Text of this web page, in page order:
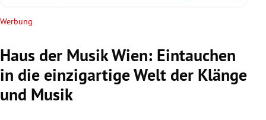
Untermenü
Untermenü
Untermenü
Werbung
Haus der Musik Wien: Eintauchen
in die einzigartige Welt der Klänge
und Musik